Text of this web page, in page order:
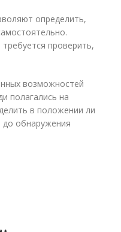
определить,
проверить,
возможностей
полагались на
в положении ли
обнаружения